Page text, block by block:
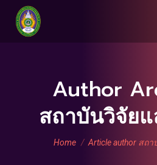
Author
สถาบันวิจัย
You are here:
Home Article author ส